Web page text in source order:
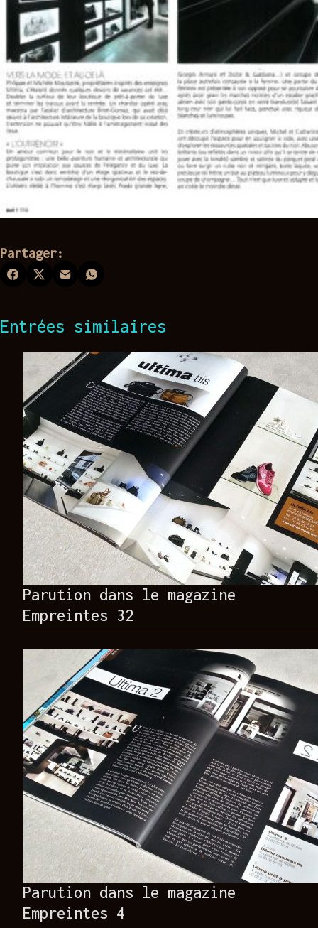
Partager:
Entrées similaires
Parution dans le magazine
Empreintes 32
Parution dans le magazine
Empreintes 4